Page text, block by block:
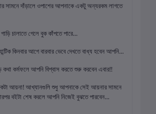
সামনে দাঁড়ালে ওপাশের আপনাকে একটু অন্যরকম লাগতে
চালাতে গেলে বুক কাঁপতে পারে...
কিনবার আগে বারবার ভেবে দেখতে বাধ্য হবেন আপনি...
কর্মফলে আপনি বিশ্বাস করতে শুরু করবেন এবার!!
আয়না! আখ্যানগুলি শুধু আপনাকে সেই আয়নার সামনে
বইটা শেষ করলে আপনি নিজেই বুঝতে পারবেন...